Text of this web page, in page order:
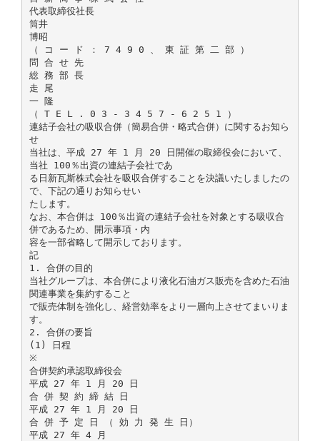
代表取締役社長
筒井
博昭
（ コ ー ド ： 7 4 9 0 、 東 証 第 二 部 ）
問 合 せ 先
総 務 部 長
走 尾
一 隆
（ T E L . 0 3 - 3 4 5 7 - 6 2 5 1 ）
連結子会社の吸収合併（簡易合併・略式合併）に関するお知ら
せ
当社は、平成 27 年 1 月 20 日開催の取締役会において、
当社 100％出資の連結子会社であ
る日新瓦斯株式会社を吸収合併することを決議いたしましたの
で、下記の通りお知らせい
たします。
なお、本合併は 100％出資の連結子会社を対象とする吸収合
併であるため、開示事項・内
容を一部省略して開示しております。
記
1. 合併の目的
当社グループは、本合併により液化石油ガス販売を含めた石油
関連事業を集約すること
で販売体制を強化し、経営効率をより一層向上させてまいりま
す。
2. 合併の要旨
(1) 日程
※
合併契約承認取締役会
平成 27 年 1 月 20 日
合 併 契 約 締 結 日
平成 27 年 1 月 20 日
合 併 予 定 日 （ 効 力 発 生 日）
平成 27 年 4 月